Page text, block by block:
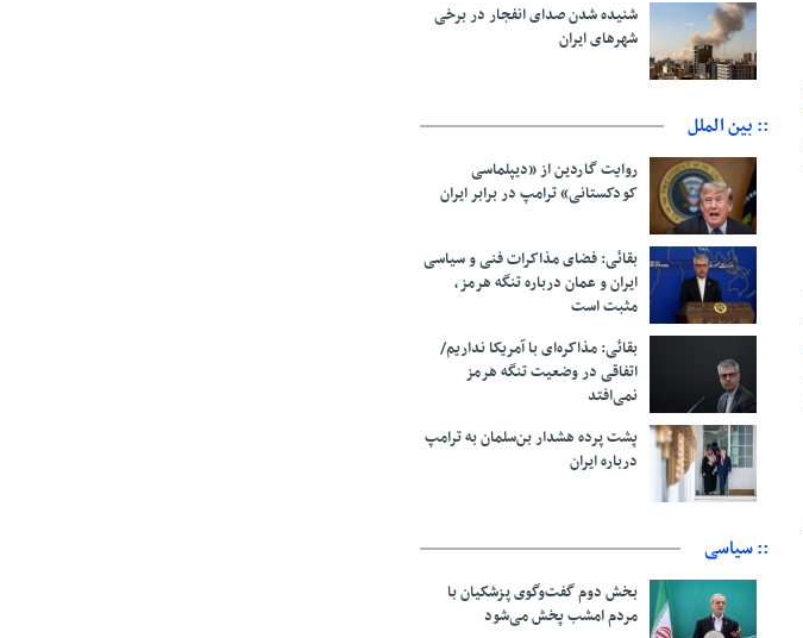
شنیده شدن صدای انفجار در برخی
شهرهای ایران
:: بین الملل
روایت گاردین از «دیپلماسی
کودکستانی» ترامپ در برابر ایران
بقائی: فضای مذاکرات فنی و سیاسی
ایران و عمان درباره تنگه هرمز،
مثبت است
بقائی: مذاکره‌ای با آمریکا نداریم/
اتفاقی در وضعیت تنگه هرمز
نمی‌افتد
پشت پرده هشدار بن‌سلمان به ترامپ
درباره ایران
:: سیاسی
بخش دوم گفت‌وگوی پزشکیان با
مردم امشب پخش می‌شود